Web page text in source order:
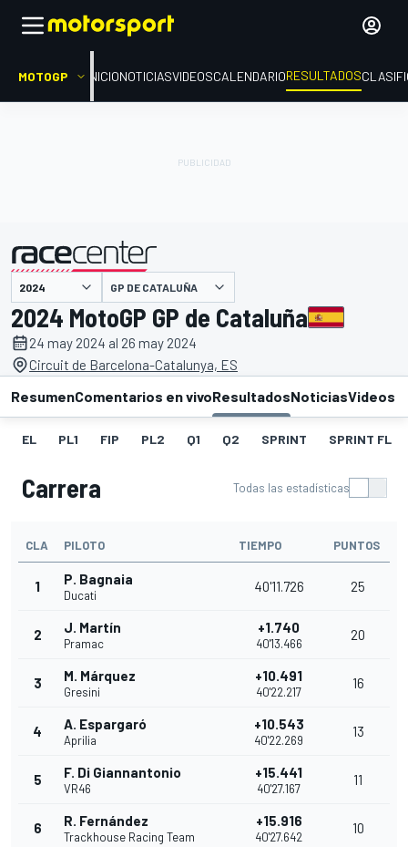
MOTOGP INICIONOTICIASVIDEOSCALENDARIORESULTADOS
presentado por GP DE CATALUÑA
2024 MotoGP GP de Cataluña
24 may 2024 al 26 may 2024
Circuit de Barcelona-Catalunya, ES
ResumenComentarios en vivoResultadosNoticiasVideos
EL PL1 FIP PL2 Q1 Q2 SPRINT SPRINT FL
Carrera Todas las estadísticas
CLA PILOTO TIEMPO PUNTOS
1 P. Bagnaia
Ducati
40'11.726 25
2 J. Martín
Pramac
+1.740
40'13.466
20
3 M. Márquez
Gresini
+10.491
40'22.217
16
4 A. Espargaró
Aprilia
+10.543
40'22.269
13
5 F. Di Giannantonio
VR46
+15.441
40'27.167
11
6 R. Fernández
Trackhouse Racing Team
+15.916
40'27.642
10